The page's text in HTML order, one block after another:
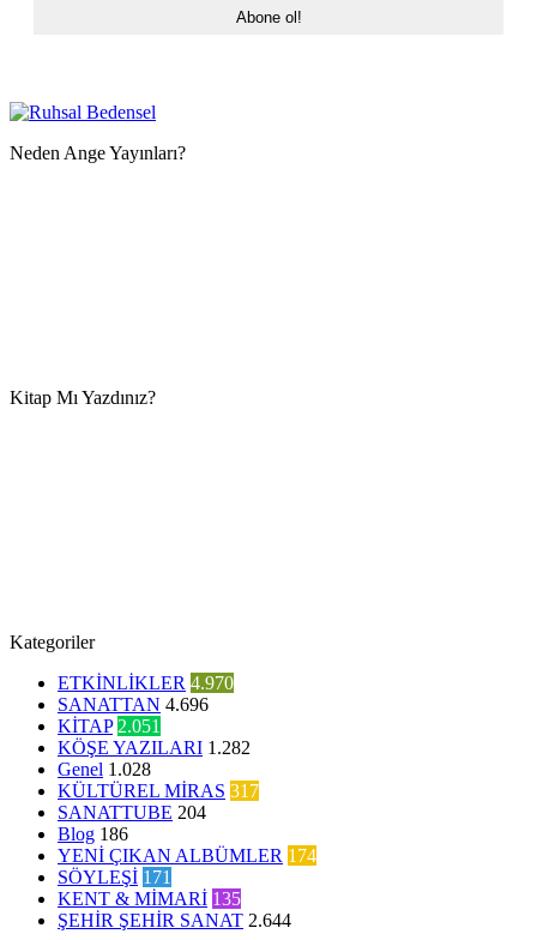
Neden Ange Yayınları?
Kitap Mı Yazdınız?
Kategoriler
ETKİNLİKLER 4.970
SANATTAN 4.696
KİTAP 2.051
KÖŞE YAZILARI 1.282
Genel 1.028
KÜLTÜREL MİRAS 317
SANATTUBE 204
Blog 186
YENİ ÇIKAN ALBÜMLER 174
SÖYLEŞİ 171
KENT & MİMARİ 135
ŞEHİR ŞEHİR SANAT 2.644